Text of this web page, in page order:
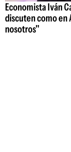
Economista Iván
discuten como en
nosotros"